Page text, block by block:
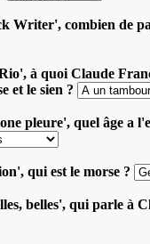
Writer', combien de
à quoi Claude
et le sien ?
pleure', quel âge a
qui est le morse ?
belles', qui parle à